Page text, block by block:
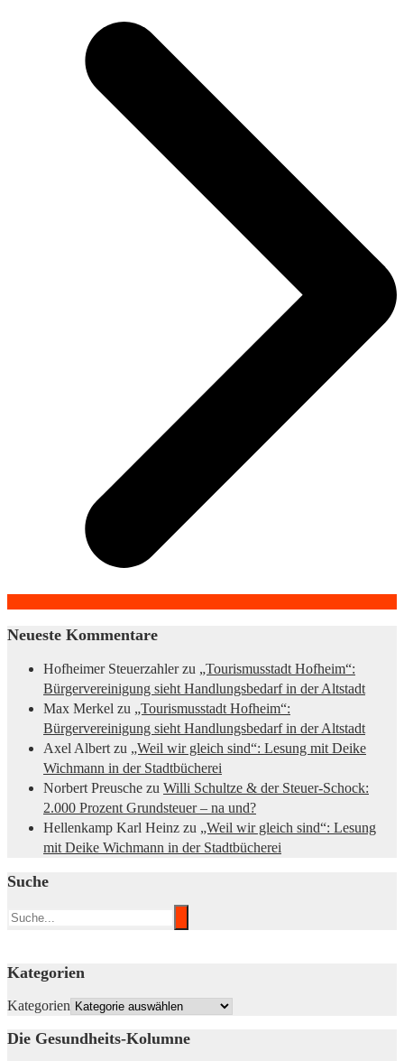
Neueste Kommentare
Hofheimer Steuerzahlerzu „Tourismusstadt Hofheim“:
Bürgervereinigung sieht Handlungsbedarf in der Altstadt
Max Merkel zu „Tourismusstadt Hofheim“:
Bürgervereinigung sieht Handlungsbedarf in der Altstadt
Axel Albert zu „Weil wir gleich sind“: Lesung mit Deike
Wichmann in der Stadtbücherei
Norbert Preusche zu Willi Schultze & der Steuer-Schock:
2.000 Prozent Grundsteuer – na und?
Hellenkamp Karl Heinz zu „Weil wir gleich sind“: Lesung
mit Deike Wichmann in der Stadtbücherei
Suche
Kategorien
Kategorien
Die Gesundheits-Kolumne